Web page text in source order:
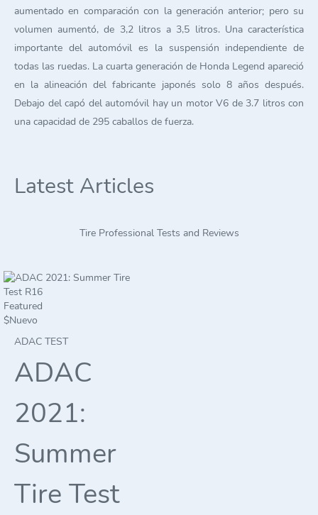
aumentado en comparación con la generación anterior; pero su
volumen aumentó, de 3,2 litros a 3,5 litros. Una característica
importante del automóvil es la suspensión independiente de
todas las ruedas. La cuarta generación de Honda Legend apareció
en la alineación del fabricante japonés solo 8 años después.
Debajo del capó del automóvil hay un motor V6 de 3.7 litros con
una capacidad de 295 caballos de fuerza.
Latest Articles
Tire Professional Tests and Reviews
Featured
$Nuevo
ADAC TEST
ADAC
2021:
Summer
Tire Test